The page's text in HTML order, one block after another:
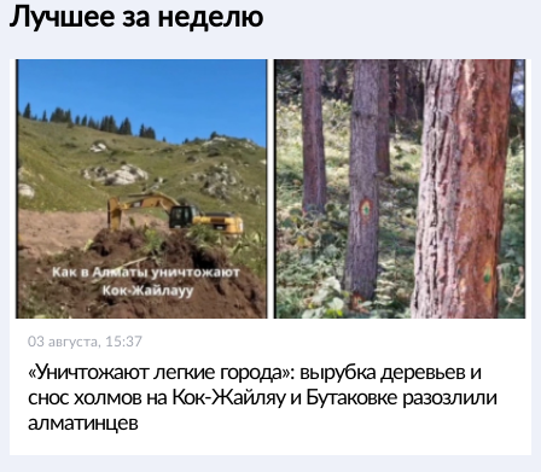
Лучшее за неделю
03 августа, 15:37
«Уничтожают легкие города»: вырубка деревьев и
снос холмов на Кок-Жайляу и Бутаковке разозлили
алматинцев